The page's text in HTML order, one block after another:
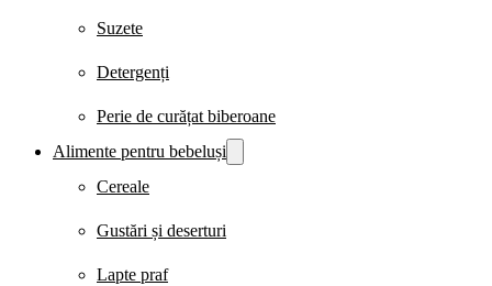
Suzete
Detergenți
Perie de curățat biberoane
Alimente pentru bebeluși
Cereale
Gustări și deserturi
Lapte praf